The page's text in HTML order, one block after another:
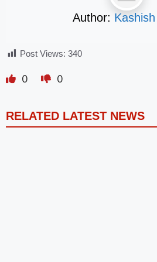
Author:
Post Views: 340
0 0
RELATED LATEST NEWS